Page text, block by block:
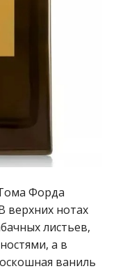
Форда
верхних нотах
листьев,
а в
ваниль